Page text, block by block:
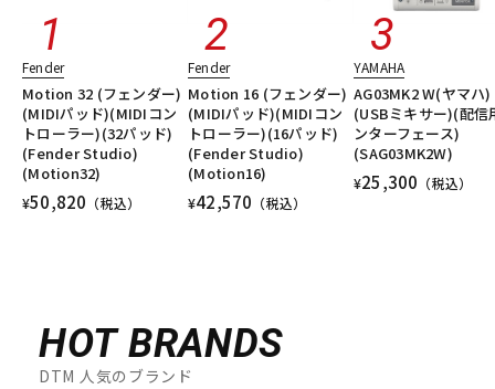
Fender
Motion 32 (フェンダー)
(MIDIパッド)(MIDIコン
トローラー)(32パッド)
(Fender Studio)
(Motion32)
¥50,820 （税込）
Fender
Motion 16 (フェンダー)
(MIDIパッド)(MIDIコン
トローラー)(16パッド)
(Fender Studio)
(Motion16)
¥42,570 （税込）
YAMAHA
AG03MK2 W(ヤマハ)
(USBミキサー)(配信
ンターフェース)
(SAG03MK2W)
¥25,300 （税込）
HOT BRANDS
DTM 人気のブランド